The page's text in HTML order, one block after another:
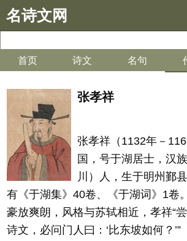
名诗文网
首页 诗文 名句
张孝祥
张孝祥（1132年－
国，号于湖居士，汉
川）人，生于明州鄞
有《于湖集》40卷、《于湖词》1卷
豪放爽朗，风格与苏轼相近，孝祥“
诗文，必问门人曰：‘比东坡如何？’”